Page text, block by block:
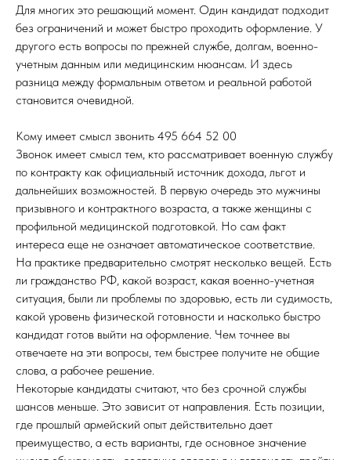
Для многих это решающий момент. Один кандидат подходит
без ограничений и может быстро проходить оформление. У
другого есть вопросы по прежней службе, долгам, военно-
учетным данным или медицинским нюансам. И здесь
разница между формальным ответом и реальной работой
становится очевидной.
Кому имеет смысл звонить 495 664 52 00
Звонок имеет смысл тем, кто рассматривает военную службу
по контракту как официальный источник дохода, льгот и
дальнейших возможностей. В первую очередь это мужчины
призывного и контрактного возраста, а также женщины с
профильной медицинской подготовкой. Но сам факт
интереса еще не означает автоматическое соответствие.
На практике предварительно смотрят несколько вещей. Есть
ли гражданство РФ, какой возраст, какая военно-учетная
ситуация, были ли проблемы по здоровью, есть ли судимость,
какой уровень физической готовности и насколько быстро
кандидат готов выйти на оформление. Чем точнее вы
отвечаете на эти вопросы, тем быстрее получите не общие
слова, а рабочее решение.
Некоторые кандидаты считают, что без срочной службы
шансов меньше. Это зависит от направления. Есть позиции,
где прошлый армейский опыт действительно дает
преимущество, а есть варианты, где основное значение